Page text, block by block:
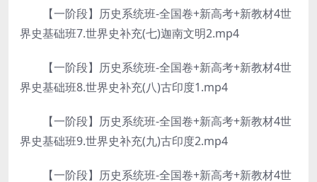
【一阶段】历史系统班-全国卷+新高考+新教材4世
界史基础班7.世界史补充(七)迦南文明2.mp4
【一阶段】历史系统班-全国卷+新高考+新教材4世
界史基础班8.世界史补充(八)古印度1.mp4
【一阶段】历史系统班-全国卷+新高考+新教材4世
界史基础班9.世界史补充(九)古印度2.mp4
【一阶段】历史系统班-全国卷+新高考+新教材4世